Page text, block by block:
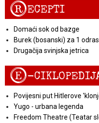
RECEPTI
Domaći sok od bazge
Burek (bosanski) za 1
Drugačija svinjska jetrica
E-
Povijesni put Hitlerove
Yugo - urbana legenda
Freedom Theatre (Teatar